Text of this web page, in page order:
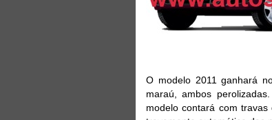
O modelo 2011 ganhará
maraú, ambos
modelo contará com